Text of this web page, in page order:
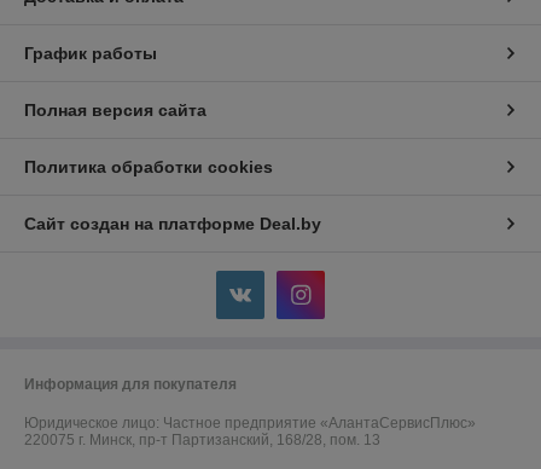
График работы
Полная версия сайта
Политика обработки cookies
Сайт создан на платформе Deal.by
Информация для покупателя
Юридическое лицо: Частное предприятие «АлантаСервисПлюс»
220075 г. Минск, пр-т Партизанский, 168/28, пом. 13